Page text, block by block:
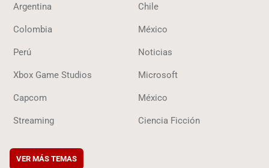
Argentina Chile
Colombia México
Perú Noticias
Xbox Game Studios Microsoft
Capcom México
Streaming Ciencia Ficción
VER MÁS TEMAS